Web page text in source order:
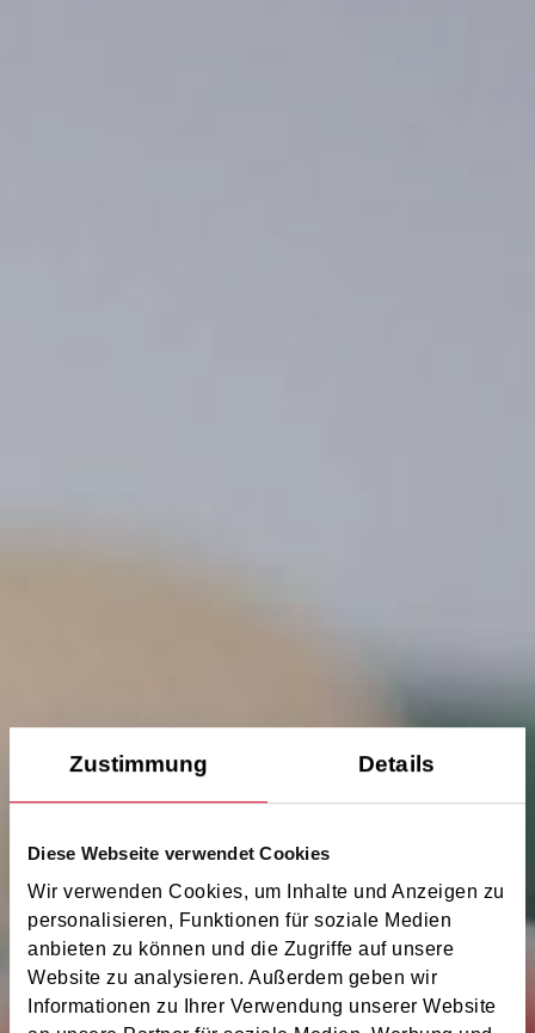
Zustimmung Details
Diese Webseite verwendet Cookies
Wir verwenden Cookies, um Inhalte und Anzeigen zu
personalisieren, Funktionen für soziale Medien
anbieten zu können und die Zugriffe auf unsere
Website zu analysieren. Außerdem geben wir
Informationen zu Ihrer Verwendung unserer Website